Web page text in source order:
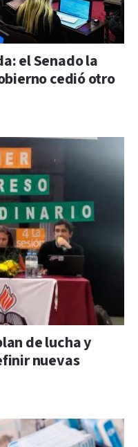
el Senado la
cedió otro
de lucha y
nuevas